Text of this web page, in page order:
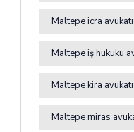
Maltepe icra avukatı
Maltepe iş hukuku
Maltepe kira avukatı
Maltepe miras